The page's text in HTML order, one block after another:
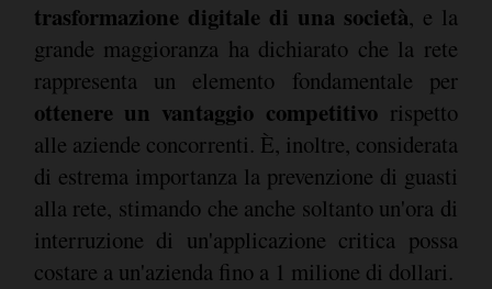
trasformazione digitale di una società, e la
grande maggioranza ha dichiarato che la rete
rappresenta un elemento fondamentale per
ottenere un vantaggio competitivorispetto
alle aziende concorrenti. È, inoltre, considerata
di estrema importanza la prevenzione di guasti
alla rete, stimando che anche soltanto un'ora di
interruzione di un'applicazione critica possa
costare a un'azienda fino a 1 milione di dollari.